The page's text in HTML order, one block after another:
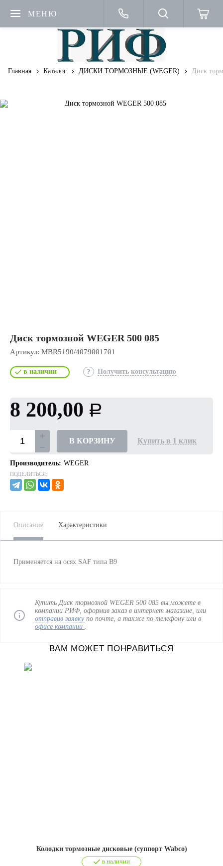
МЕНЮ
Главная Каталог ДИСКИ ТОРМОЗНЫЕ (WEGER) Диск
Диск тормозной WEGER 500 085
Артикул: MBR5190/4079001701
в наличии Получить консультацию
8 200,00 Р
В КОРЗИНУ Купить в 1 клик
Производитель: WEGER
ПОДЕЛИТЬСЯ:
Описание Характеристики
Применяется на осях SAF типа B9
Купить Диск тормозной WEGER 500 085 вы можете в
компании РИФ, оформив заказ в интернет магазине, или
отправив заявку по почте, а также по телефону или в
офисе компании .
ВАМ МОЖЕТ ПОНРАВИТЬСЯ
Колодки тормозные дисковые (суппорт Wabco)
в наличии